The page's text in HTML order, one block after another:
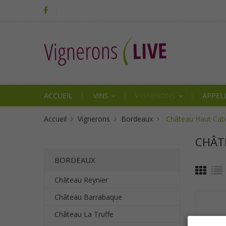
ACCUEIL VINS
Accueil Vignerons Bordeaux Château Haut
BORDEAUX
Château Reynier
Château Barrabaque
Château La Truffe